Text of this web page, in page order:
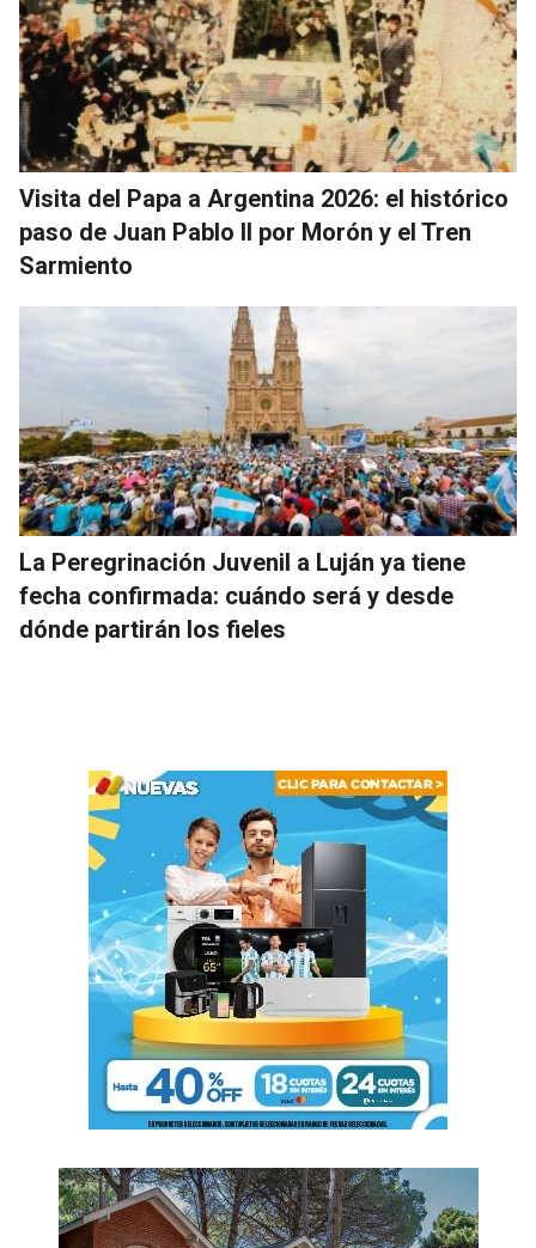
Visita del Papa a Argentina 2026: el histórico
paso de Juan Pablo II por Morón y el Tren
Sarmiento
La Peregrinación Juvenil a Luján ya tiene
fecha confirmada: cuándo será y desde
dónde partirán los fieles